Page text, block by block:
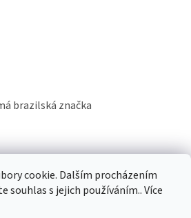
cookie. Dalším procházením
souhlas s jejich používáním.. Více
brazilská značka